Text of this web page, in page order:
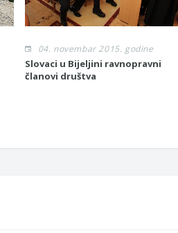
04. novembar 2015. godine
Slovaci u Bijeljini ravnopravni
članovi društva